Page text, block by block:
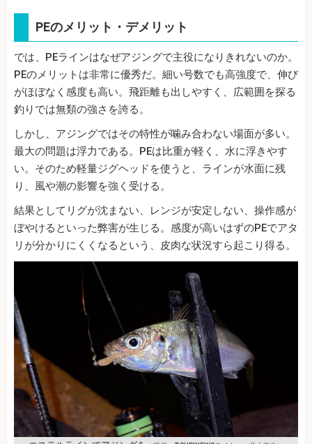
PEのメリット・デメリット
では、PEラインはなぜアジングで主役になりきれないのか。
PEのメリットは非常に優秀だ。細い号数でも高強度で、伸び
がほぼなく感度も高い。飛距離も出しやすく、広範囲を探る
釣りでは無類の強さを誇る。
しかし、アジングではその特性が噛み合わない場面が多い。
最大の問題は浮力である。PEは比重が軽く、水に浮きやす
い。そのため軽量ジグヘッドを使うと、ラインが水面に残
り、風や潮の影響を強く受ける。
結果としてリグが沈まない、レンジが安定しない、操作感が
ぼやけるといった弊害が生じる。感度が高いはずのPEでアタ
リが分かりにくくなるという、皮肉な状況すら起こり得る。